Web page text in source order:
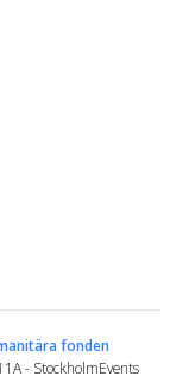
fonden
- StockholmEvents